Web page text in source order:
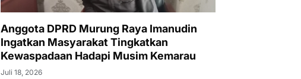
Anggota DPRD Murung Raya Imanudin
Ingatkan Masyarakat Tingkatkan
Kewaspadaan Hadapi Musim Kemarau
Juli 18, 2026